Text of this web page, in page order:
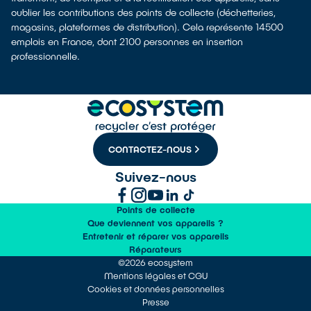
oublier les contributions des points de collecte (déchetteries,
magasins, plateformes de distribution). Cela représente 14500
emplois en France, dont 2100 personnes en insertion
professionnelle.
CONTACTEZ-NOUS
Suivez-nous
Points de collecte
Que deviennent vos appareils ?
Entretenir et réparer vos appareils
Réparateurs
©2026 ecosystem
Mentions légales et CGU
Cookies et données personnelles
Presse